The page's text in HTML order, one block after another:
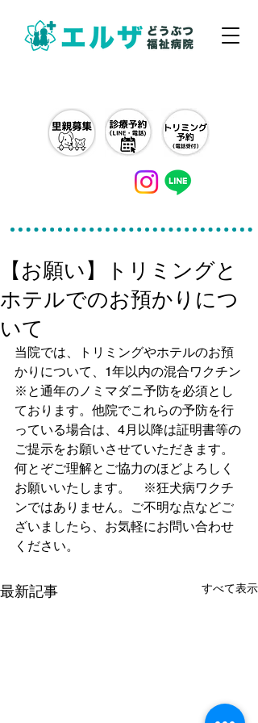
【お願い】トリミングと
ホテルでのお預かりにつ
いて
当院では、トリミングやホテルのお預
かりについて、1年以内の混合ワクチン
※と通年のノミマダニ予防を必須とし
ております。他院でこれらの予防を行
っている場合は、4月以降は証明書等の
ご提示をお願いさせていただきます。
何とぞご理解とご協力のほどよろしく
お願いいたします。　※狂犬病ワクチ
ンではありません。ご不明な点などご
ざいましたら、お気軽にお問い合わせ
ください。
最新記事 すべて表示